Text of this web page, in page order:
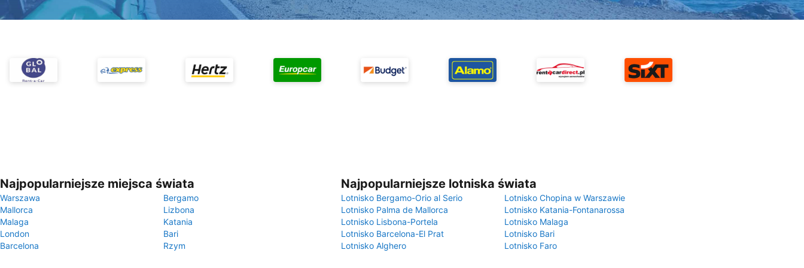
Najpopularniejsze miejsca świata
Warszawa
Bergamo
Mallorca
Lizbona
Malaga
Katania
London
Bari
Barcelona
Rzym
Najpopularniejsze lotniska świata
Lotnisko Bergamo-Orio al Serio
Lotnisko Chopina w Warszawie
Lotnisko Palma de Mallorca
Lotnisko Katania-Fontanarossa
Lotnisko Lisbona-Portela
Lotnisko Malaga
Lotnisko Barcelona-El Prat
Lotnisko Bari
Lotnisko Alghero
Lotnisko Faro